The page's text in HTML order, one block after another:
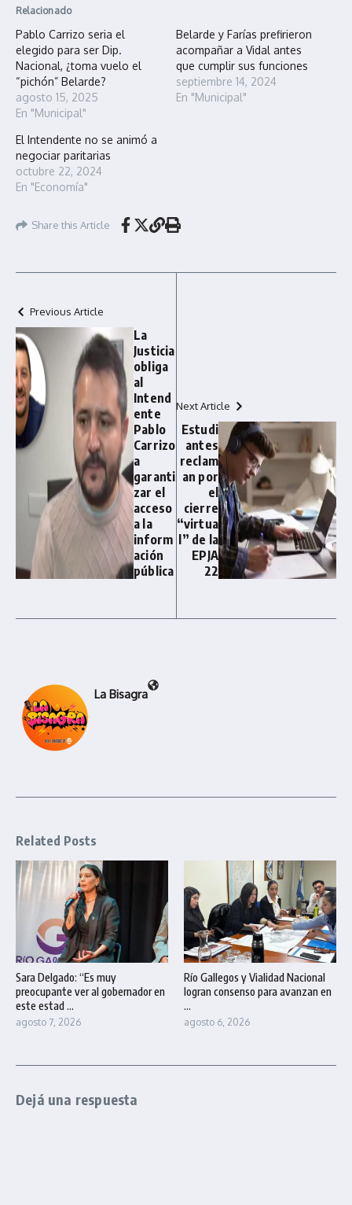
Relacionado
Pablo Carrizo seria el
elegido para ser Dip.
Nacional, ¿toma vuelo el
“pichón” Belarde?
agosto 15, 2025
En "Municipal"
Belarde y Farías prefirieron
acompañar a Vidal antes
que cumplir sus funciones
septiembre 14, 2024
En "Municipal"
El Intendente no se animó a
negociar paritarias
octubre 22, 2024
En "Economía"
Share this Article
Previous Article
La
Justicia
obliga
al
Intend
ente
Pablo
Carrizo
a
garanti
zar el
acceso
a la
inform
ación
pública
Next Article
Estudi
antes
reclam
an por
el
cierre
“virtua
l” de la
EPJA
22
La Bisagra
Related Posts
Sara Delgado: “Es muy
preocupante ver al gobernador en
este estad ...
agosto 7, 2026
Río Gallegos y Vialidad Nacional
logran consenso para avanzan en
...
agosto 6, 2026
Dejá una respuesta